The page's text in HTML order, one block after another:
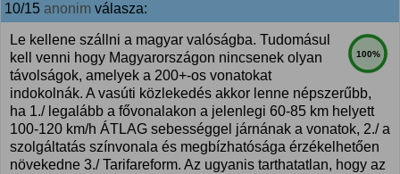
10/15 anonim válasza:
100%
Le kellene szállni a magyar valóságba. Tudomásul
kell venni hogy Magyarországon nincsenek olyan
távolságok, amelyek a 200+-os vonatokat
indokolnák. A vasúti közlekedés akkor lenne népszerűbb,
ha 1./ legalább a fővonalakon a jelenlegi 60-85 km helyett
100-120 km/h ÁTLAG sebességgel járnának a vonatok, 2./ a
szolgáltatás színvonala és megbízhatósága érzékelhetően
növekedne 3./ Tarifareform. Az ugyanis tarthatatlan, hogy az